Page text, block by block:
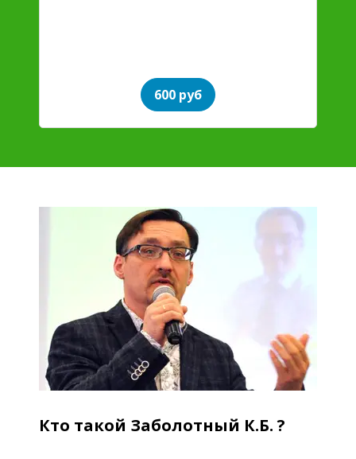
600 руб
Кто такой Заболотный К.Б. ?